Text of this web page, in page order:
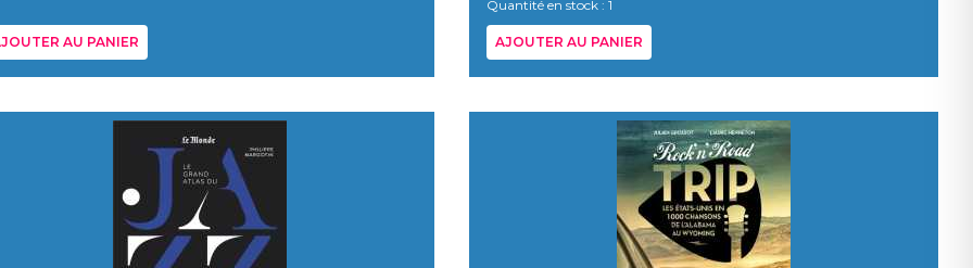
AU PANIER
Quantité en stock : 1
AJOUTER AU PANIER